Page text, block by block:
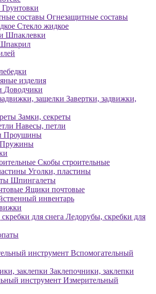
Грунтовки
Огнезащитные составы
Стекло жидкое
Шпаклевки
изделия
Доводчики
Завертки, задвижки,
Замки, секреты
Навесы, петли
Проушины
Пружины
Скобы строительные
Уголки, пластины
Шпингалеты
Ящики почтовые
инвентарь
Ледорубы, скребки для
Вспомогательный
Заклепочники, заклепки
Измерительный